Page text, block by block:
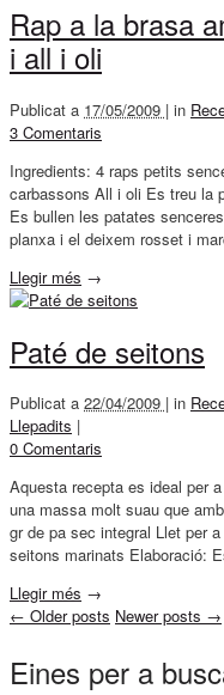
Rap a la brasa
i all i oli
Publicat a 17/05/2009 | in
3 Comentaris
Ingredients: 4 raps petits
carbassons All i oli Es treu la
Es bullen les patates
planxa i el deixem rosset i
Llegir més →
Paté de seitons
Publicat a 22/04/2009 | in
Llepadits |
0 Comentaris
Aquesta recepta es ideal per
una massa molt suau que
gr de pa sec integral Llet per
seitons marinats Elaboració:
Llegir més →
← Older posts Newer posts →
Eines per a